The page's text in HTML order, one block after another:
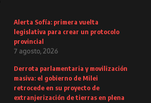
Alerta Sofía: primera vuelta
legislativa para crear un protocolo
provincial
7 agosto, 2026
Derrota parlamentaria y movilización
masiva: el gobierno de Milei
retrocede en su proyecto de
extranjerización de tierras en plena